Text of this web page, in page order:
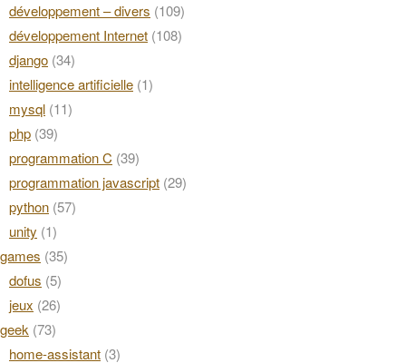
développement – divers (109)
développement Internet (108)
django (34)
intelligence artificielle (1)
mysql (11)
php (39)
programmation C (39)
programmation javascript (29)
python (57)
unity (1)
games (35)
dofus (5)
jeux (26)
geek (73)
home-assistant (3)